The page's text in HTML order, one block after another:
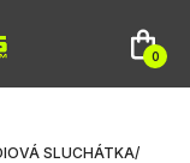
0
SLUCHÁTKA/